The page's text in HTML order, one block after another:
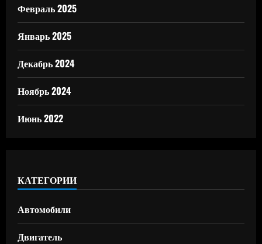
Февраль 2025
Январь 2025
Декабрь 2024
Ноябрь 2024
Июнь 2022
КАТЕГОРИИ
Автомобили
Двигатель